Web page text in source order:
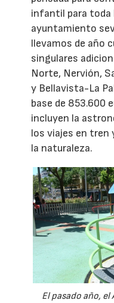
infantil para toda
ayuntamiento
llevamos de año
singulares
Norte, Nervión,
y Bellavista-La
base de 853.600
incluyen la
los viajes en tren
la naturaleza.
El pasado año,